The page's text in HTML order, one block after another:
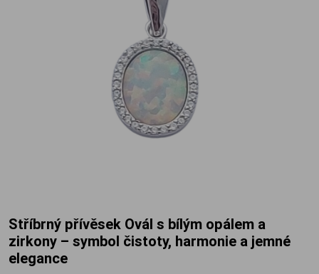
Stříbrný přívěsek Ovál s bílým opálem a
zirkony – symbol čistoty, harmonie a jemné
elegance